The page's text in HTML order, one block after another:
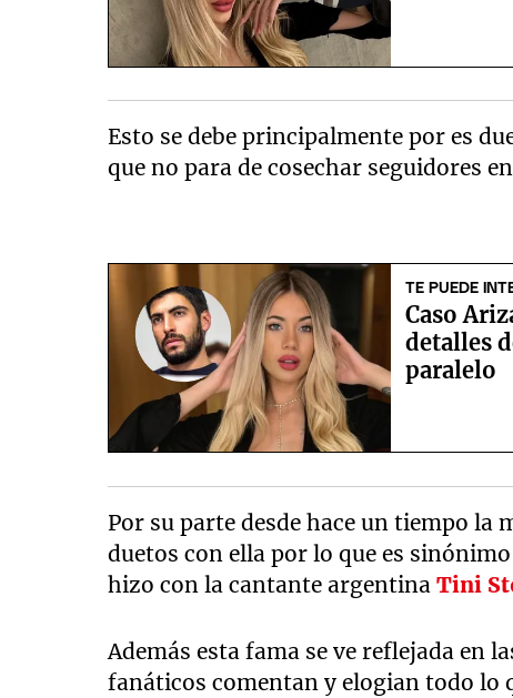
Esto se debe principalmente por es
que no para de cosechar seguidores
TE PUEDE
Caso
detalles
paralelo
Por su parte desde hace un tiempo la
duetos con ella por lo que es
hizo con la cantante argentinaTini
Además esta fama se ve reflejada en
fanáticos comentan y elogian todo lo